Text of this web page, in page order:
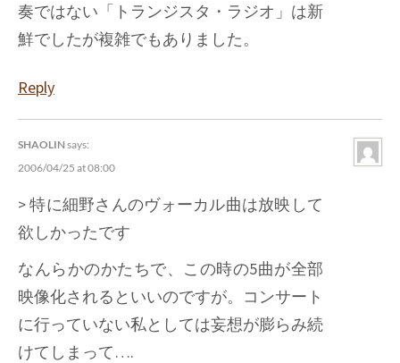
奏ではない「トランジスタ・ラジオ」は新
鮮でしたが複雑でもありました。
Reply
SHAOLINsays:
2006/04/25 at 08:00
> 特に細野さんのヴォーカル曲は放映して
欲しかったです
なんらかのかたちで、この時の5曲が全部
映像化されるといいのですが。コンサート
に行っていない私としては妄想が膨らみ続
けてしまって….